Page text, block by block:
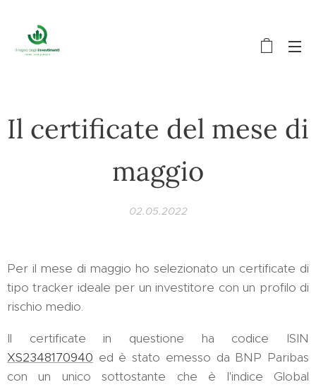
Il certificate del mese di
maggio
02.05.2022
Per il mese di maggio ho selezionato un certificate di
tipo tracker ideale per un investitore con un profilo di
rischio medio.
Il certificate in questione ha codice ISIN
XS2348170940 ed è stato emesso da BNP Paribas
con un unico sottostante che è l'indice Global